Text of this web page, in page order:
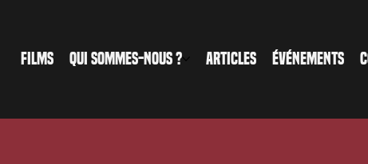
FILMS QUI SOMMES-NOUS ? ARTICLES ÉVÉNEMENTS